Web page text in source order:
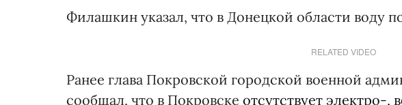
Филашкин указал, что в Донецкой области воду
RELATED VIDEO
Ранее глава Покровской городской военной
сообщал, что в Покровске отсутствует электро-,